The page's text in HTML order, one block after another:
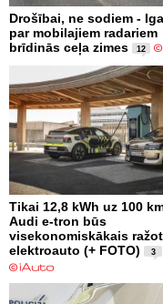
Drošībai, ne sodiem -
par mobilajiem radariem
brīdinās ceļa zimes
12
Tikai 12,8 kWh uz 100
Audi e-tron būs
visekonomiskākais
elektroauto (+ FOTO)
3